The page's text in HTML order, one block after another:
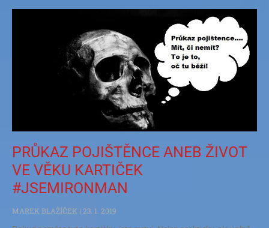
PRŮKAZ POJIŠTĚNCE ANEB ŽIVOT
VE VĚKU KARTIČEK
#JSEMIRONMAN
MAREK BLAŽÍČEK
23. 1. 2019